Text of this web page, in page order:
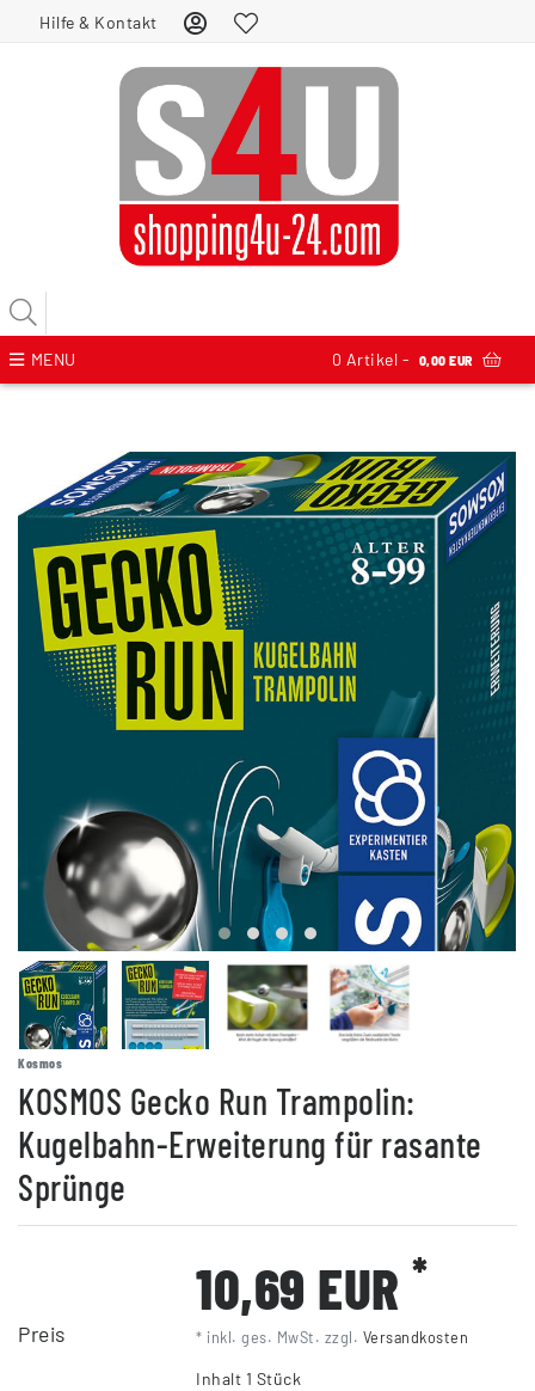
Hilfe & Kontakt
MENU 0 Artikel - 0,00 EUR
Kosmos
KOSMOS Gecko Run Trampolin:
Kugelbahn-Erweiterung für rasante
Sprünge
Preis
10,69 EUR*
* inkl. ges. MwSt. zzgl. Versandkosten
Inhalt 1 Stück